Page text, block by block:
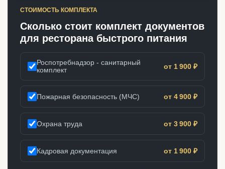
СТОИМОСТЬ КОМПЛЕКТА
Сколько стоит комплект документов
для ресторана быстрого питания
Роспотребнадзор - санитарный
комплект
от 1 900 ₽
Пожарная безопасность (МЧС) от 4 900 ₽
Охрана труда от 3 900 ₽
Кадровая документация от 1 900 ₽